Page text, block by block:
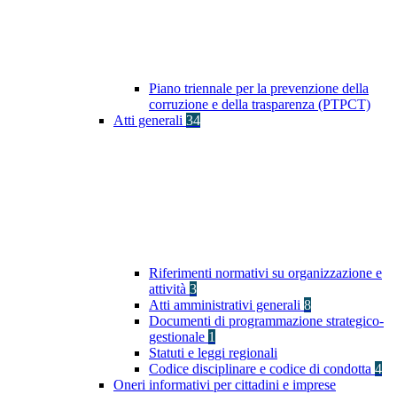
Piano triennale per la prevenzione della
corruzione e della trasparenza (PTPCT)
Atti generali 34
Riferimenti normativi su organizzazione e
attività 3
Atti amministrativi generali 8
Documenti di programmazione strategico-
gestionale 1
Statuti e leggi regionali
Codice disciplinare e codice di condotta 4
Oneri informativi per cittadini e imprese